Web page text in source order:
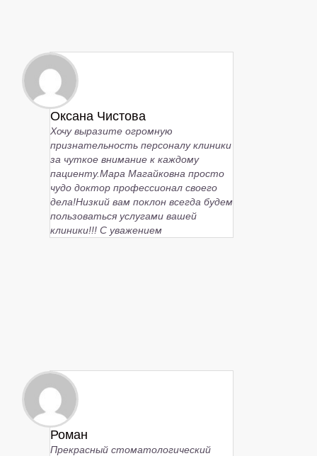
Оксана Чистова
Хочу выразите огромную
признательность персоналу клиники
за чуткое внимание к каждому
пациенту.Мара Магайковна просто
чудо доктор профессионал своего
дела!Низкий вам поклон всегда будем
пользоваться услугами вашей
клиники!!! С уважением
Роман
Прекрасный стоматологический